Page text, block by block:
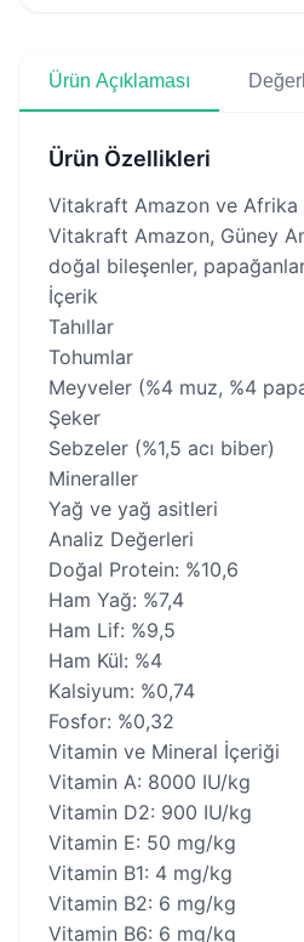
Ürün Açıklaması
Ürün Özellikleri
Vitakraft Amazon ve Afrika
Vitakraft Amazon, Güney
doğal bileşenler,
İçerik
Tahıllar
Tohumlar
Meyveler (%4 muz, %4
Şeker
Sebzeler (%1,5 acı biber)
Mineraller
Yağ ve yağ asitleri
Analiz Değerleri
Doğal Protein: %10,6
Ham Yağ: %7,4
Ham Lif: %9,5
Ham Kül: %4
Kalsiyum: %0,74
Fosfor: %0,32
Vitamin ve Mineral İçeriği
Vitamin A: 8000 IU/kg
Vitamin D2: 900 IU/kg
Vitamin E: 50 mg/kg
Vitamin B1: 4 mg/kg
Vitamin B2: 6 mg/kg
Vitamin B6: 6 mg/kg